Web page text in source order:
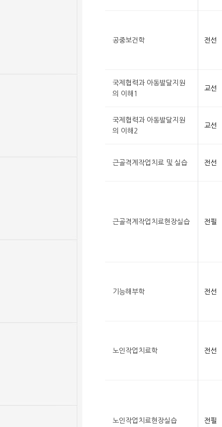
공중보건학 전선
국제협력과 아동발달지원
의 이해1
교선
국제협력과 아동발달지원
의 이해2
교선
근골격계작업치료 및 실습 전선
근골격계작업치료현장실습 전필
기능해부학 전선
노인작업치료학 전선
노인작업치료현장실습 전필